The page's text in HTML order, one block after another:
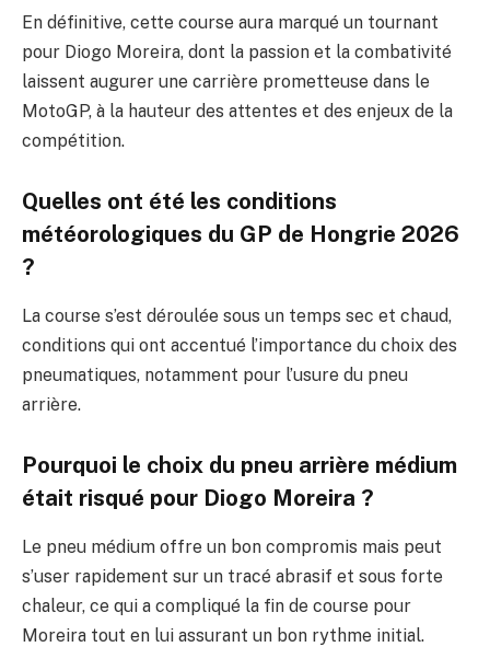
En définitive, cette course aura marqué un tournant
pour Diogo Moreira, dont la passion et la combativité
laissent augurer une carrière prometteuse dans le
MotoGP, à la hauteur des attentes et des enjeux de la
compétition.
Quelles ont été les conditions
météorologiques du GP de Hongrie 2026
?
La course s’est déroulée sous un temps sec et chaud,
conditions qui ont accentué l’importance du choix des
pneumatiques, notamment pour l’usure du pneu
arrière.
Pourquoi le choix du pneu arrière médium
était risqué pour Diogo Moreira ?
Le pneu médium offre un bon compromis mais peut
s’user rapidement sur un tracé abrasif et sous forte
chaleur, ce qui a compliqué la fin de course pour
Moreira tout en lui assurant un bon rythme initial.